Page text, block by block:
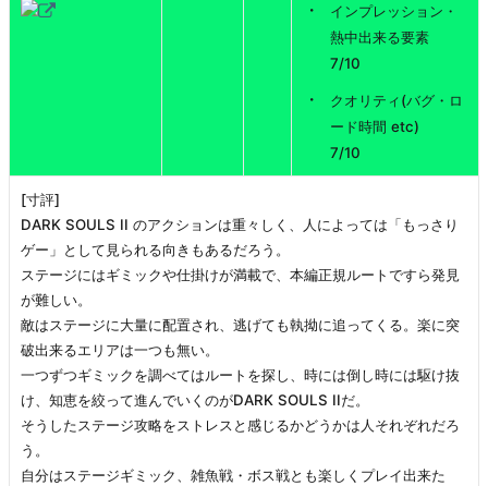
ーって
3.3.
このゲ
ームい
い点と
悪い点
は？
3.4.
はどの
インプレッション・
熱中出来る要素
7/10
クオリティ(バグ・ロ
ード時間 etc)
7/10
[寸評]
DARK SOULS II のアクションは重々しく、人によっては「もっさり
ゲー」として見られる向きもあるだろう。
ステージにはギミックや仕掛けが満載で、本編正規ルートですら発見
が難しい。
敵はステージに大量に配置され、逃げても執拗に追ってくる。楽に突
破出来るエリアは一つも無い。
一つずつギミックを調べてはルートを探し、時には倒し時には駆け抜
け、知恵を絞って進んでいくのがDARK SOULS IIだ。
そうしたステージ攻略をストレスと感じるかどうかは人それぞれだろ
う。
自分はステージギミック、雑魚戦・ボス戦とも楽しくプレイ出来た